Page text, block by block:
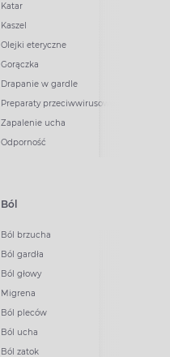
Katar
Kaszel
Olejki eteryczne
Gorączka
Drapanie w gardle
Preparaty przeciwwirusowe
Zapalenie ucha
Odporność
Ból
Ból brzucha
Ból gardła
Ból głowy
Migrena
Ból pleców
Ból ucha
Ból zatok